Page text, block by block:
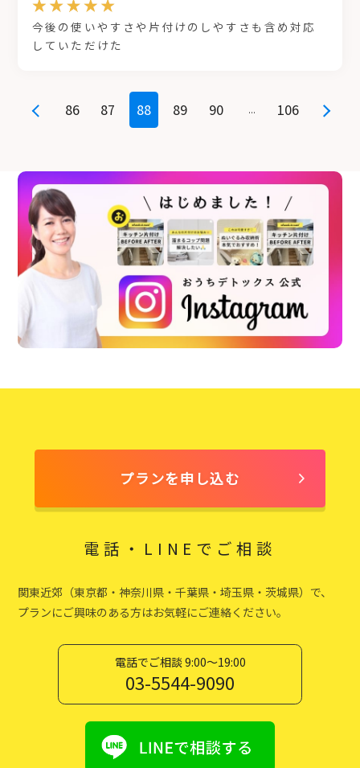
今後の使いやすさや片付けのしやすさも含め対応
していただけた
86 87 88 89 90 ... 106
プランを申し込む
電話・LINEでご相談
関東近郊（東京都・神奈川県・千葉県・埼玉県・茨城県）で、
プランにご興味のある方はお気軽にご連絡ください。
電話でご相談 9:00〜19:00
03-5544-9090